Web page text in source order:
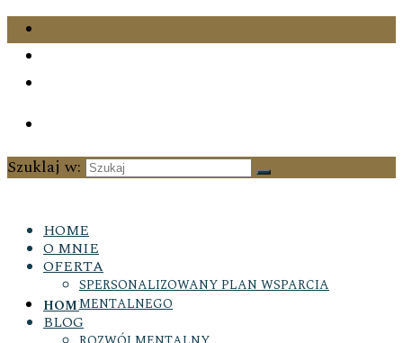
Szuklaj w:
HOME
HOME
O MNIE
OFERTA
SPERSONALIZOWANY PLAN WSPARCIA
MENTALNEGO
BLOG